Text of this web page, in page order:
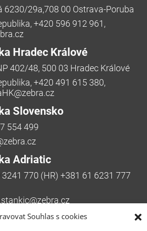
Souhlas s cookies
6230/29a,708 00 Ostrava-Poruba
+420 596 912 961,
Hradec Králové
402/48, 500 03 Hradec Králové
+420 491 615 380,
Slovensko
554 499
Adriatic
770 (HR) +381 61 6231 777